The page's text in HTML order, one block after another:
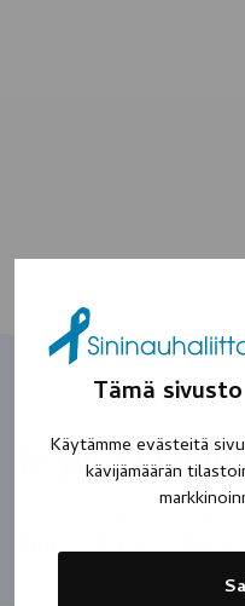
Tämä
Käytämme evästeitä
kävijämäärän
Seppo-veljeni